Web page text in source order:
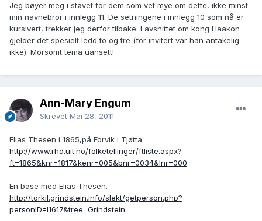
Jeg bøyer meg i støvet for dem som vet mye om dette, ikke minst
min navnebror i innlegg 11. De setningene i innlegg 10 som nå er
kursivert, trekker jeg derfor tilbake. I avsnittet om kong Haakon
gjelder det spesielt ledd to og tre (for invitert var han antakelig
ikke). Morsomt tema uansett!
Ann-Mary Engum
Skrevet Mai 28, 2011
Elias Thesen i 1865,på Forvik i Tjøtta.
http://www.rhd.uit.no/folketellinger/ftliste.aspx?
ft=1865&knr=1817&kenr=005&bnr=0034&lnr=000
En base med Elias Thesen.
http://torkil.grindstein.info/slekt/getperson.php?
personID=I1617&tree=Grindstein